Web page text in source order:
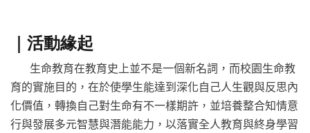
｜活動緣起
生命教育在教育史上並不是一個新名詞，而校園生命教
育的實施目的，在於使學生能達到深化自己人生觀與反思內
化價值，轉換自己對生命有不一樣期許，並培養整合知情意
行與發展多元智慧與潛能能力，以落實全人教育與終身學習